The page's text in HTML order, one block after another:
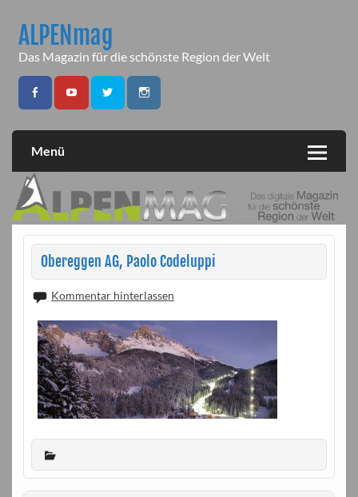
contentALPENmag
Das Magazin für die schönste Region der Welt
Menü
Obereggen AG, Paolo Codeluppi
Kommentar hinterlassen